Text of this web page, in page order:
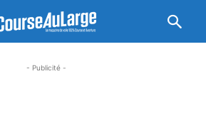
- Publicité -